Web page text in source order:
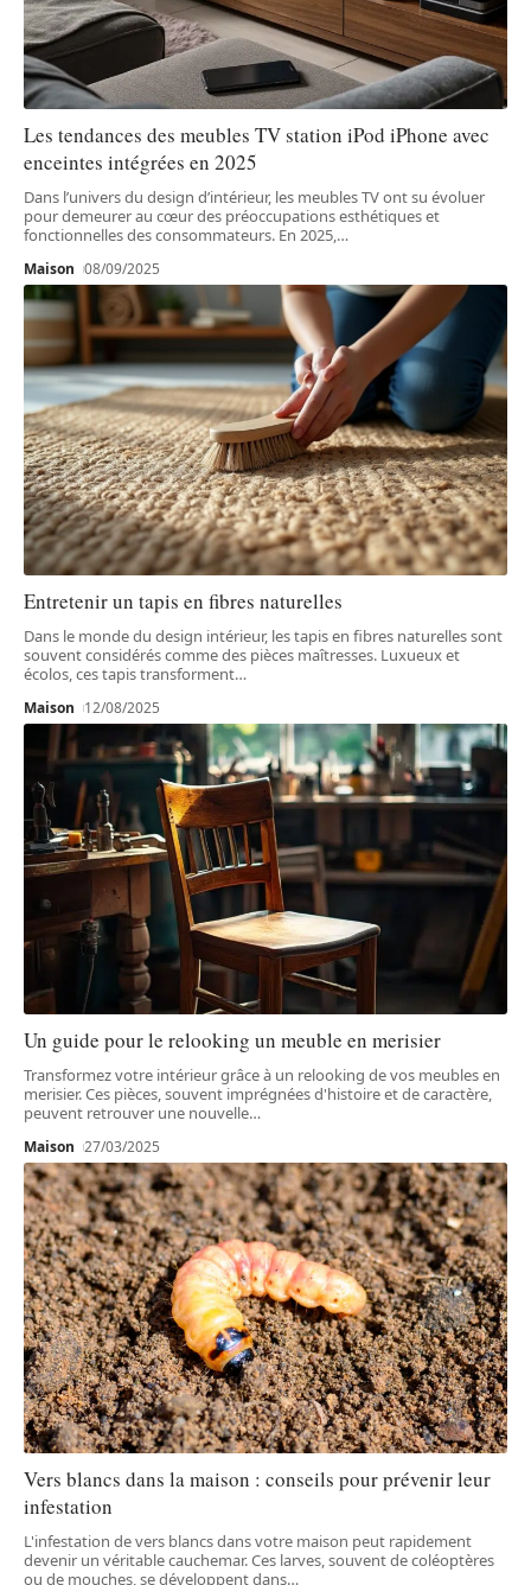
Les tendances des meubles TV station iPod iPhone avec
enceintes intégrées en 2025
Dans l’univers du design d’intérieur, les meubles TV ont su évoluer
pour demeurer au cœur des préoccupations esthétiques et
fonctionnelles des consommateurs. En 2025,…
Maison 08/09/2025
Entretenir un tapis en fibres naturelles
Dans le monde du design intérieur, les tapis en fibres naturelles sont
souvent considérés comme des pièces maîtresses. Luxueux et
écolos, ces tapis transforment…
Maison 12/08/2025
Un guide pour le relooking un meuble en merisier
Transformez votre intérieur grâce à un relooking de vos meubles en
merisier. Ces pièces, souvent imprégnées d'histoire et de caractère,
peuvent retrouver une nouvelle…
Maison 27/03/2025
Vers blancs dans la maison : conseils pour prévenir leur
infestation
L'infestation de vers blancs dans votre maison peut rapidement
devenir un véritable cauchemar. Ces larves, souvent de coléoptères
ou de mouches, se développent dans…